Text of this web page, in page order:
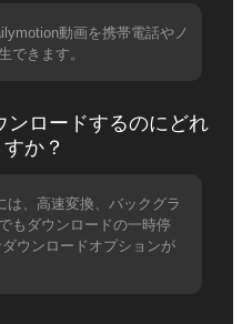
動画を携帯電話やノ
できます。
ンロードするのにどれ
か？
、高速変換、バックグラ
もダウンロードの一時停
ウンロードオプションが